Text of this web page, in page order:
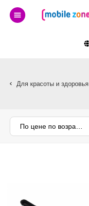
Для красоты и здоровья